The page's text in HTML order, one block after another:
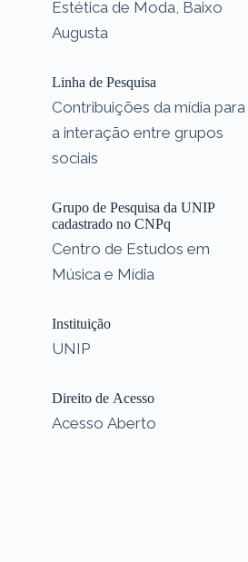
Estética de Moda, Baixo
Augusta
Linha de Pesquisa
Contribuições da mídia para
a interação entre grupos
sociais
Grupo de Pesquisa da UNIP
cadastrado no CNPq
Centro de Estudos em
Música e Mídia
Instituição
UNIP
Direito de Acesso
Acesso Aberto